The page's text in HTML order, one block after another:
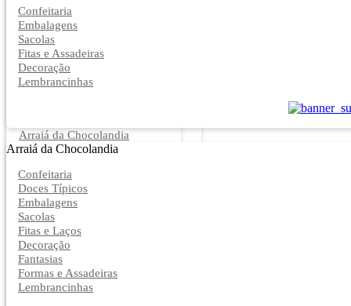
Confeitaria
Embalagens
Sacolas
Fitas e Assadeiras
Decoração
Lembrancinhas
Arraiá da Chocolandia
Arraiá da Chocolandia
Confeitaria
Doces Típicos
Embalagens
Sacolas
Fitas e Laços
Decoração
Fantasias
Formas e Assadeiras
Lembrancinhas